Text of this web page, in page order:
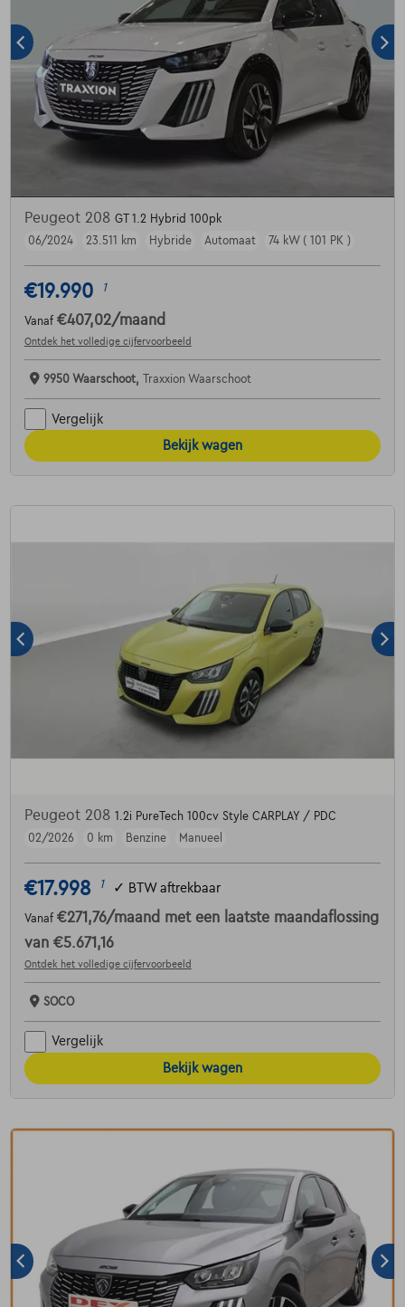
Peugeot 208 GT 1.2 Hybrid 100pk
06/2024
23.511 km Hybride Automaat 74 kW ( 101 PK )
€19.990 1
Vanaf €407,02/maand
Ontdek het volledige cijfervoorbeeld
9950 Waarschoot, Traxxion Waarschoot
Vergelijk
Bekijk wagen
Peugeot 208 1.2i PureTech 100cv Style CARPLAY / PDC
02/2026
0 km Benzine Manueel
€17.998 1 ✓ BTW aftrekbaar
Vanaf €271,76/maand met een laatste maandaflossing
van €5.671,16
Ontdek het volledige cijfervoorbeeld
SOCO
Vergelijk
Bekijk wagen